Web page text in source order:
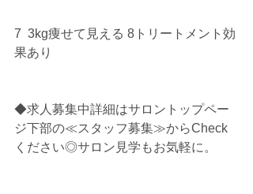
7  3kg痩せて見える 8トリートメント効
果あり
◆求人募集中詳細はサロントップペー
ジ下部の≪スタッフ募集≫からCheck
ください◎サロン見学もお気軽に。